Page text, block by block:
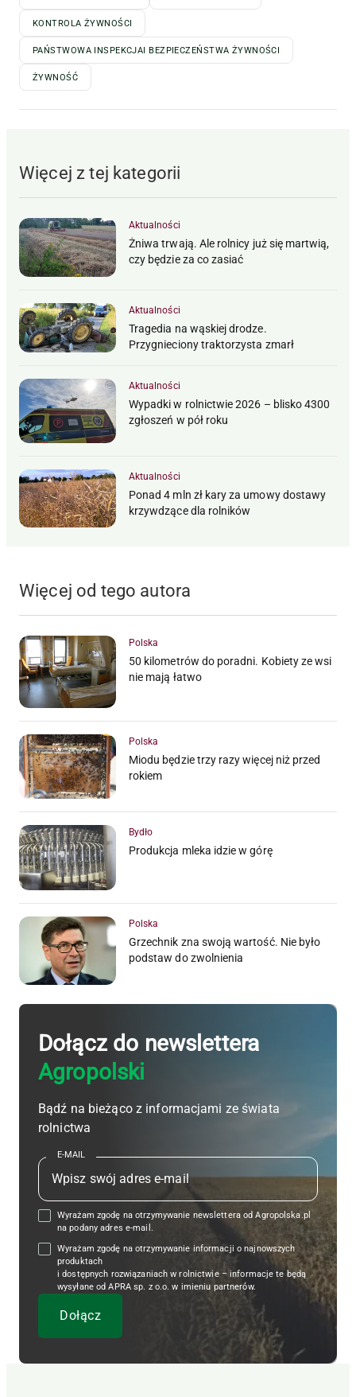
KONTROLA ŻYWNOŚCI
PAŃSTWOWA INSPEKCJAI BEZPIECZEŃSTWA ŻYWNOŚCI
ŻYWNOŚĆ
Więcej z tej kategorii
Aktualności
Żniwa trwają. Ale rolnicy już się martwią,
czy będzie za co zasiać
Aktualności
Tragedia na wąskiej drodze.
Przygnieciony traktorzysta zmarł
Aktualności
Wypadki w rolnictwie 2026 – blisko 4300
zgłoszeń w pół roku
Aktualności
Ponad 4 mln zł kary za umowy dostawy
krzywdzące dla rolników
Więcej od tego autora
Polska
50 kilometrów do poradni. Kobiety ze wsi
nie mają łatwo
Polska
Miodu będzie trzy razy więcej niż przed
rokiem
Bydło
Produkcja mleka idzie w górę
Polska
Grzechnik zna swoją wartość. Nie było
podstaw do zwolnienia
Dołącz do newslettera
Agropolski
Bądź na bieżąco z informacjami ze świata
rolnictwa
E-MAIL
Wyrażam zgodę na otrzymywanie newslettera od Agropolska.pl
na podany adres e-mail.
Wyrażam zgodę na otrzymywanie informacji o najnowszych
produktach
i dostępnych rozwiązaniach w rolnictwie – informacje te będą
wysyłane od APRA sp. z o.o. w imieniu partnerów.